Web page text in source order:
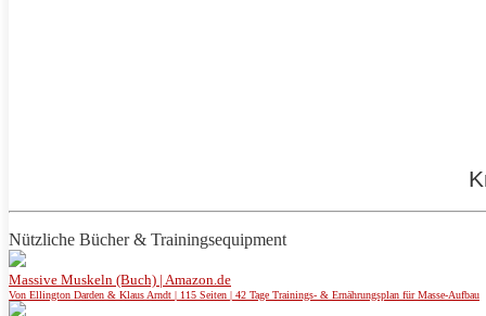
Nützliche Bücher & Trainingsequipment
Massive Muskeln (Buch) | Amazon.de
Von Ellington Darden & Klaus Arndt | 115 Seiten | 42 Tage Trainings- & Ernährungsplan für Masse-Aufbau